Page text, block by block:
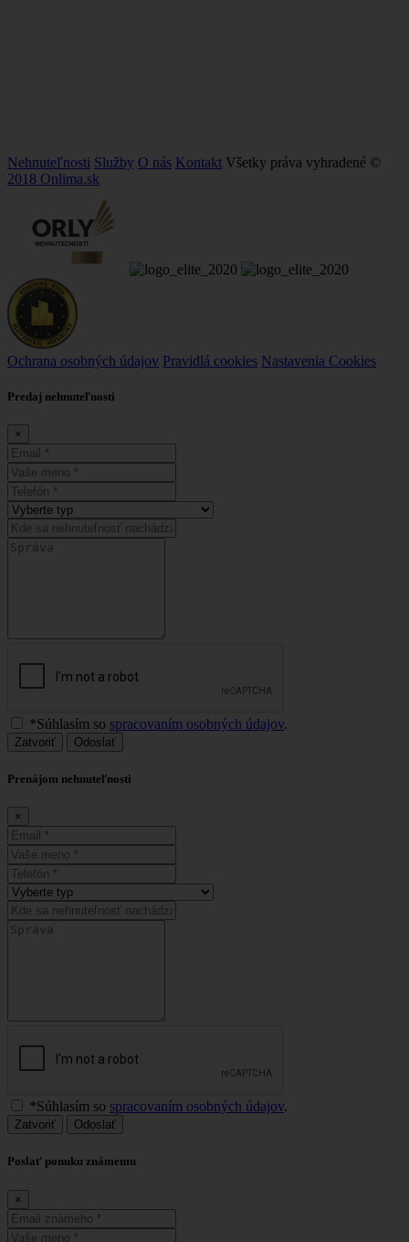
Nehnuteľnosti Služby O nás Kontakt Všetky práva vyhradené ©
2018 Onlima.sk
Ochrana osobných údajov Pravidlá cookies Nastavenia Cookies
Predaj nehnuteľnosti
×
*Súhlasím so spracovaním osobných údajov.
Zatvoriť Odoslať
Prenájom nehnuteľnosti
×
*Súhlasím so spracovaním osobných údajov.
Zatvoriť Odoslať
Poslať ponuku známemu
×